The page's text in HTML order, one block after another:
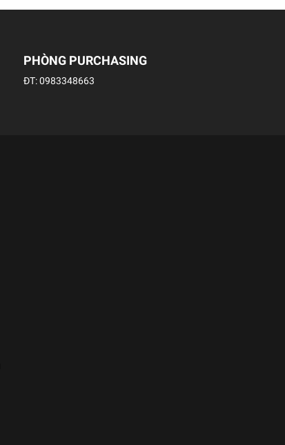
PHÒNG PURCHASING
ĐT:0983348663